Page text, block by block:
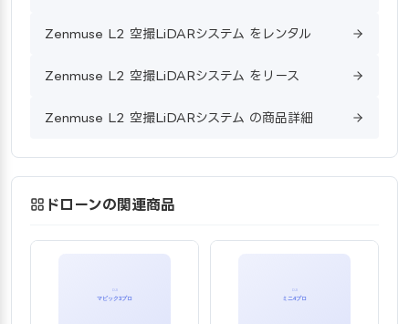
Zenmuse L2 空撮LiDARシステム をレンタル
Zenmuse L2 空撮LiDARシステム をリース
Zenmuse L2 空撮LiDARシステム の商品詳細
ドローンの関連商品